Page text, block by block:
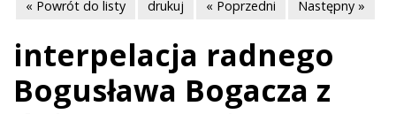
« Powrót do listy drukuj « Poprzedni Następny »
interpelacja radnego
Bogusława Bogacza z